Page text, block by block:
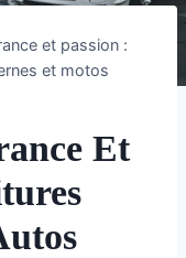
et passion :
et motos
Et